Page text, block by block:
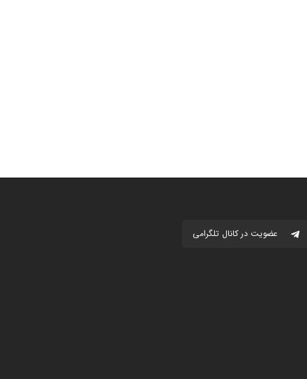
عضویت در کانال تلگرامی